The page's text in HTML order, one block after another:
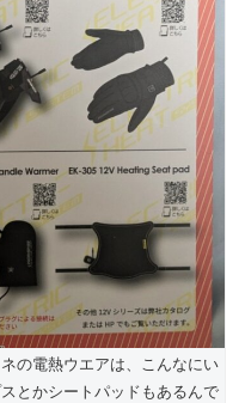
の電熱ウエアは、こんなにい
とかシートパッドもあるんで